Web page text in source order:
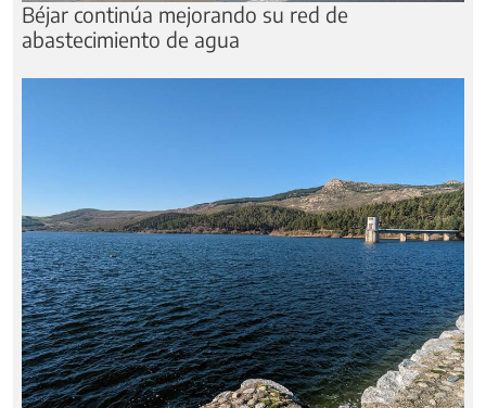
Béjar continúa mejorando su red de
abastecimiento de agua